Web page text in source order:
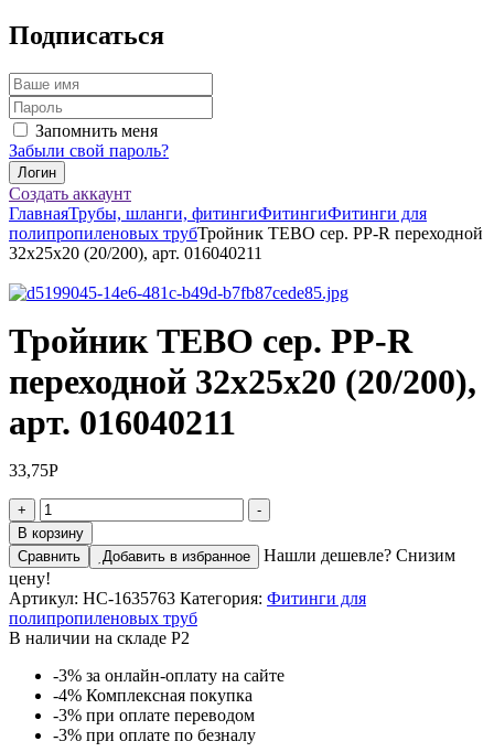
Подписаться
Запомнить меня
Забыли свой пароль?
Создать аккаунт
ГлавнаяТрубы, шланги, фитингиФитингиФитинги для
полипропиленовых трубТройник TEBO сер. PP-R переходной
32x25x20 (20/200), арт. 016040211
Тройник TEBO сер. PP-R
переходной 32x25x20 (20/200),
арт. 016040211
33,75Р
+
Количество
товара
Тройник
TEBO
сер.
PP-
R
переходной
32x25x20
(20/200),
арт.
016040211
-
В корзину
Сравнить
Добавить в избранное
Нашли дешевле? Снизим
цену!
Артикул: НС-1635763 Категория: Фитинги для
полипропиленовых труб
В наличии на складе Р2
-3% за онлайн-оплату на сайте
-4% Комплексная покупка
-3% при оплате переводом
-3% при оплате по безналу